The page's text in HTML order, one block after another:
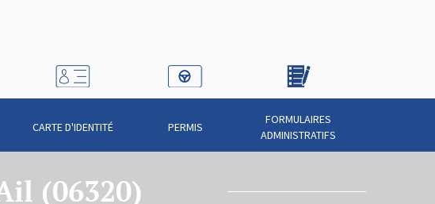
CARTE D'IDENTITÉ PERMIS
FORMULAIRES
ADMINISTRATIFS
(06320)